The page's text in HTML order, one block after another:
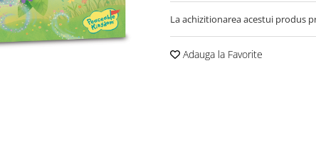
La achizitionarea acestui produs
Adauga la Favorite